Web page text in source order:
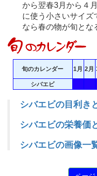
から翌春3月から４
に使う小さいサイズ
なら春の物が旬とな
旬のカレンダー 1月 2月
シバエビ
シバエビの目利
シバエビの栄養
シバエビの画像